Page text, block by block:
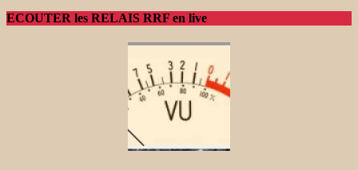
ECOUTER les RELAIS RRF en live